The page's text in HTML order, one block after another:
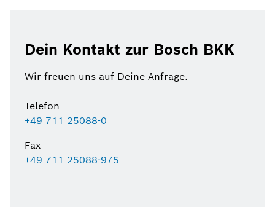
Dein Kontakt zur Bosch BKK
Wir freuen uns auf Deine Anfrage.
Telefon
+49 711 25088-0
Fax
+49 711 25088-975